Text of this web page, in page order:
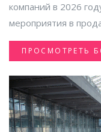
компаний в 2026
мероприятия в
бренда.
ПРОСМОТРЕТЬ